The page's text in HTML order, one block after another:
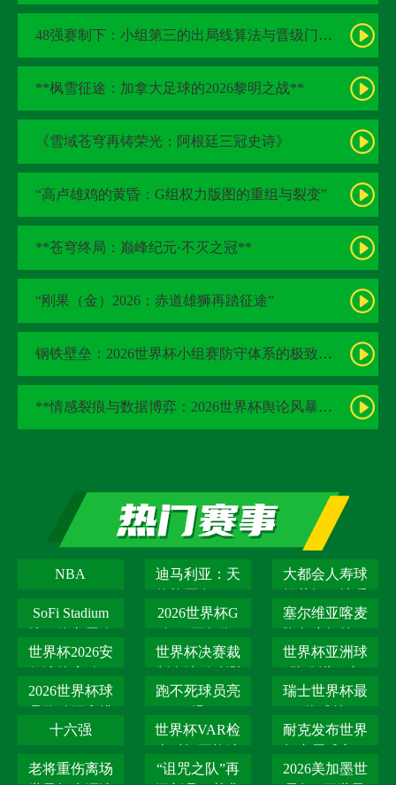
48强赛制下：小组第三的出局线算法与晋级门槛推演
**枫雪征途：加拿大足球的2026黎明之战**
《雪域苍穹再铸荣光：阿根廷三冠史诗》
“高卢雄鸡的黄昏：G组权力版图的重组与裂变”
**苍穹终局：巅峰纪元·不灭之冠**
“刚果（金）2026：赤道雄狮再踏征途”
钢铁壁垒：2026世界杯小组赛防守体系的极致博弈
**情感裂痕与数据博弈：2026世界杯舆论风暴的多维解构**
NBA
迪马利亚：天
世界杯再次降
大都会人寿球
系统在七月的
SoFi Stadium
造成
2026世界杯G
塞尔维亚喀麦
世界杯2026安
如何应对恐怖
世界杯决赛裁
世界杯亚洲球
训、留洋、联
2026世界杯球
行
跑不死球员亮
瑞士世界杯最
十六强
世界杯VAR检
短至30秒
耐克发布世界
科技面料引球
老将重伤离场
“诅咒之队”再
2026美加墨世